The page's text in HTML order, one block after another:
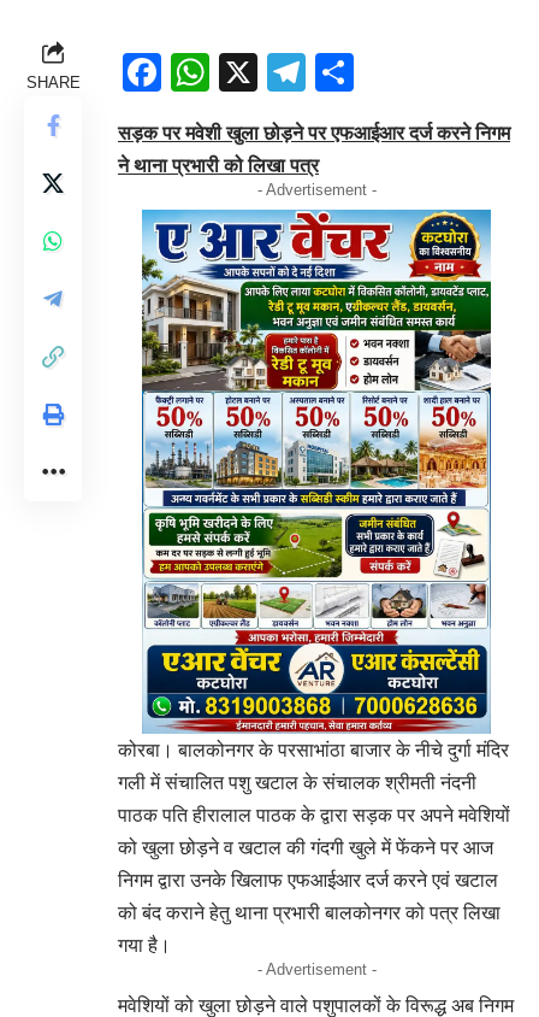
SHARE Facebook
WhatsApp
X Telegram
सड़क पर मवेशी खुला छोड़ने पर एफआईआर दर्ज करने निगम
ने थाना प्रभारी को लिखा पत्र
- Advertisement -
कोरबा। बालकोनगर के परसाभांठा बाजार के नीचे दुर्गा मंदिर
गली में संचालित पशु खटाल के संचालक श्रीमती नंदनी
पाठक पति हीरालाल पाठक के द्वारा सड़क पर अपने मवेशियों
को खुला छोड़ने व खटाल की गंदगी खुले में फेंकने पर आज
निगम द्वारा उनके खिलाफ एफआईआर दर्ज करने एवं खटाल
को बंद कराने हेतु थाना प्रभारी बालकोनगर को पत्र लिखा
गया है।
- Advertisement -
मवेशियों को खुला छोड़ने वाले पशुपालकों के विरूद्ध अब निगम